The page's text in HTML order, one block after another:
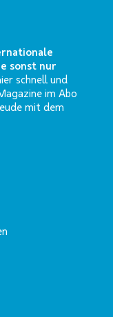
sonst nur
schnell und
im Abo
mit dem